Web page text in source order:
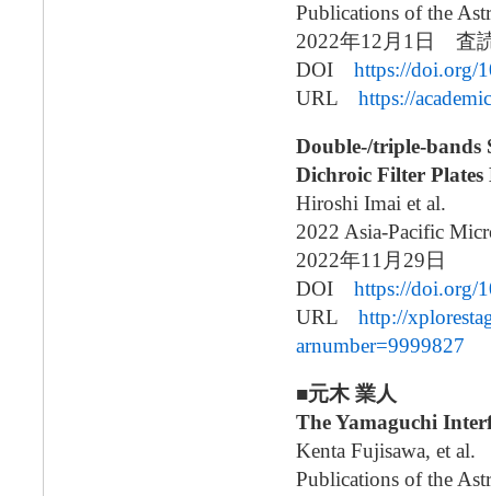
Publications of the
2022年12月1日 査
DOI https://doi.org/
URL https://
Double-/triple-bands
Dichroic Filter Plates
Hiroshi Imai et al.
2022 Asia-Pacific
2022年11月29日
DOI https://doi.org/
URL http://
arnumber=9999827
■元木 業人
The Yamaguchi
Kenta Fujisawa, et al.
Publications of the